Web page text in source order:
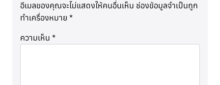
อีเมลของคุณจะไม่แสดงให้คนอื่นเห็น ช่องข้อมูลจำเป็นถูก
ทำเครื่องหมาย *
ความเห็น *